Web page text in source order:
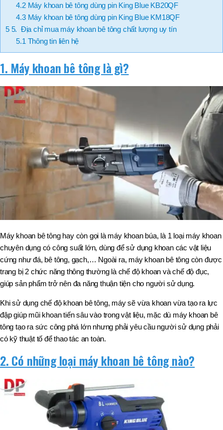
4.2Máy khoan bê tông dùng pin King Blue KB20QF
4.3Máy khoan bê tông dùng pin King Blue KM18QF
55. Địa chỉ mua máy khoan bê tông chất lượng uy tín
5.1 Thông tin liên hệ
1. Máy khoan bê tông là gì?
Máy khoan bê tông hay còn gọi là máy khoan búa, là 1 loại máy khoan
chuyên dụng có công suất lớn, dùng để sử dụng khoan các vật liệu
cứng như đá, bê tông, gạch,… Ngoài ra, máy khoan bê tông còn được
trang bị 2 chức năng thông thường là chế độ khoan và chế độ đục,
giúp sản phẩm trở nên đa năng thuận tiện cho người sử dụng.
Khi sử dụng chế độ khoan bê tông, máy sẽ vừa khoan vừa tạo ra lực
đập giúp mũi khoan tiến sâu vào trong vật liệu, mặc dù máy khoan bê
tông tạo ra sức công phá lớn nhưng phải yêu cầu người sử dụng phải
có kỹ thuật tố để thao tác an toàn.
2. Có những loại máy khoan bê tông nào?